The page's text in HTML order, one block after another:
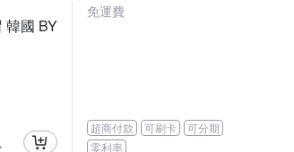
韓國 BY
免運費
超商付款 可刷卡
可分期
零利率